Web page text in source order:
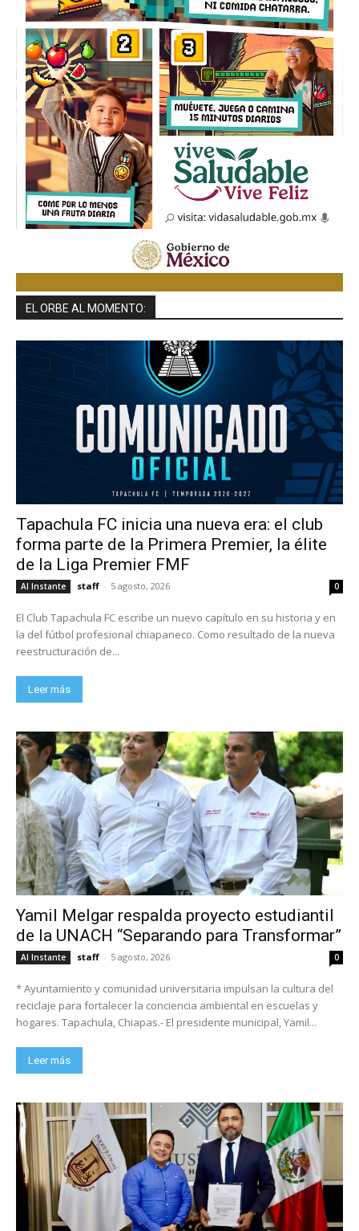
EL ORBE AL MOMENTO:
Tapachula FC inicia una nueva era: el club
forma parte de la Primera Premier, la élite
de la Liga Premier FMF
Al Instante staff - 5 agosto, 2026 0
El Club Tapachula FC escribe un nuevo capítulo en su historia y en
la del fútbol profesional chiapaneco. Como resultado de la nueva
reestructuración de...
Leer más
Yamil Melgar respalda proyecto estudiantil
de la UNACH “Separando para Transformar”
Al Instante staff - 5 agosto, 2026 0
* Ayuntamiento y comunidad universitaria impulsan la cultura del
reciclaje para fortalecer la conciencia ambiental en escuelas y
hogares. Tapachula, Chiapas.- El presidente municipal, Yamil...
Leer más